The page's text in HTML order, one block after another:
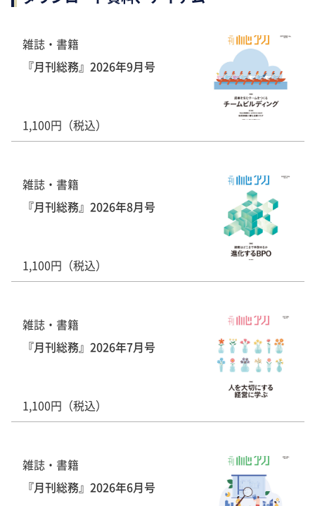
雑誌・書籍
『月刊総務』2026年9月号
1,100円（税込）
雑誌・書籍
『月刊総務』2026年8月号
1,100円（税込）
雑誌・書籍
『月刊総務』2026年7月号
1,100円（税込）
雑誌・書籍
『月刊総務』2026年6月号